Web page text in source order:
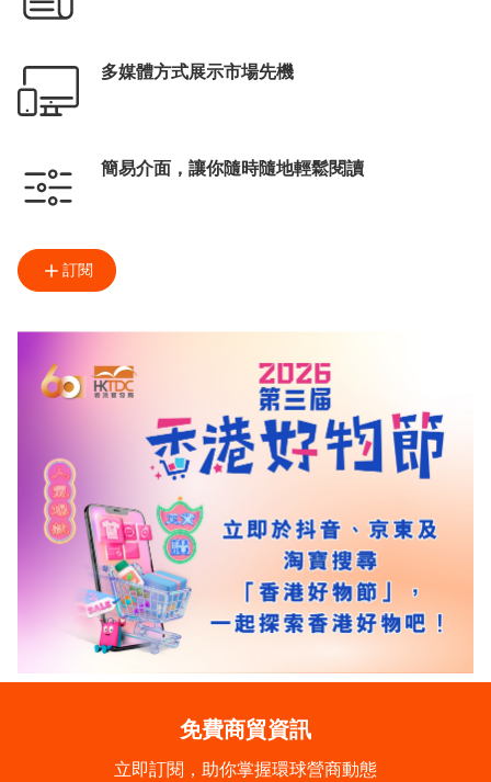
多媒體方式展示市場先機
簡易介面，讓你隨時隨地輕鬆閱讀
訂閱
免費商貿資訊
立即訂閱，助你掌握環球營商動態